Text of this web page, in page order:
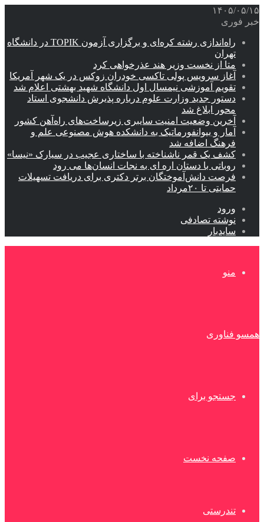
۱۴۰۵/۰۵/۱۵
خبر فوری
راه‌اندازی رشته کره‌ای و برگزاری آزمون TOPIK در دانشگاه
تهران
متا از نخست وزیر هند عذرخواهی کرد
آغاز سرویس پولی تاکسی خودران زوکس در یک شهر آمریکا
تقویم آموزشی نیمسال اول دانشگاه شهید بهشتی اعلام شد
دستور جدید وزارت علوم درباره پذیرش دانشجوی استاد
محور ابلاغ شد
آخرین وضعیت امنیت سایبری زیرساخت‌های راه‌آهن کشور
آمار و بیوانفورماتیک به دانشکده هوش مصنوعی علم و
فرهنگ اضافه شد
کشف یک قمر ناشناخته با ساختاری عجیب در سیارک «نیسا»
روباتی با دستان اره ای به نجات انسان‌ها می رود
فرصت دانش‌آموختگان برتر دکتری‌ برای دریافت تسهیلات
حمایتی تا ۲۰مرداد
ورود
نوشته تصادفی
سایدبار
منو
همسو فناوری
جستجو برای
صفحه نخست
تندرستی